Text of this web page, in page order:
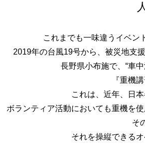
これまでも一味違うイベン
2019年の台風19号から、被災地支
長野県小布施で、“車
『重機
これは、近年、日
ボランティア活動においても重機を
そ
それを操縦できる